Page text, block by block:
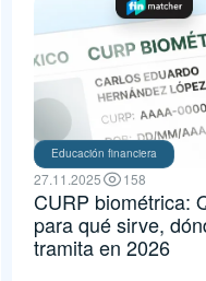
Educación financiera
27.11.2025 158
CURP biométrica:
para qué sirve,
tramita en 2026